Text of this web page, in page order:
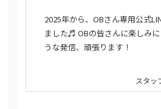
2025年から、OBさん専用公式
ました♬ OBの皆さんに楽しみ
うな発信、頑張ります！
スタッ